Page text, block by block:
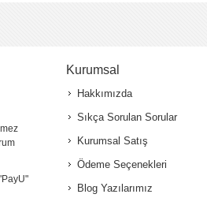
Kurumsal
Hakkımızda
Sıkça Sorulan Sorular
Kurumsal Satış
Ödeme Seçenekleri
Blog Yazılarımız